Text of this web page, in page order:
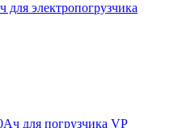
электропогрузчика